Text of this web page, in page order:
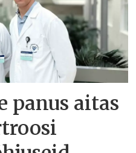
panus aitas